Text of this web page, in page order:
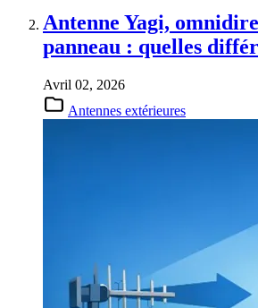
Antenne Yagi,
panneau : quelles
Avril 02, 2026
Antennes extérieures